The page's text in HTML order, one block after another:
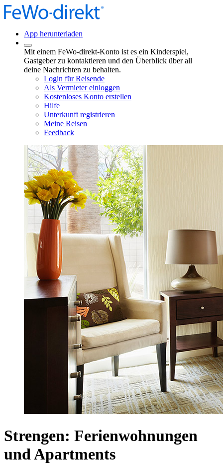
App herunterladen
Mit einem FeWo-direkt-Konto ist es ein Kinderspiel,
Gastgeber zu kontaktieren und den Überblick über all
deine Nachrichten zu behalten.
Login für Reisende
Als Vermieter einloggen
Kostenloses Konto erstellen
Hilfe
Unterkunft registrieren
Meine Reisen
Feedback
Strengen: Ferienwohnungen
und Apartments